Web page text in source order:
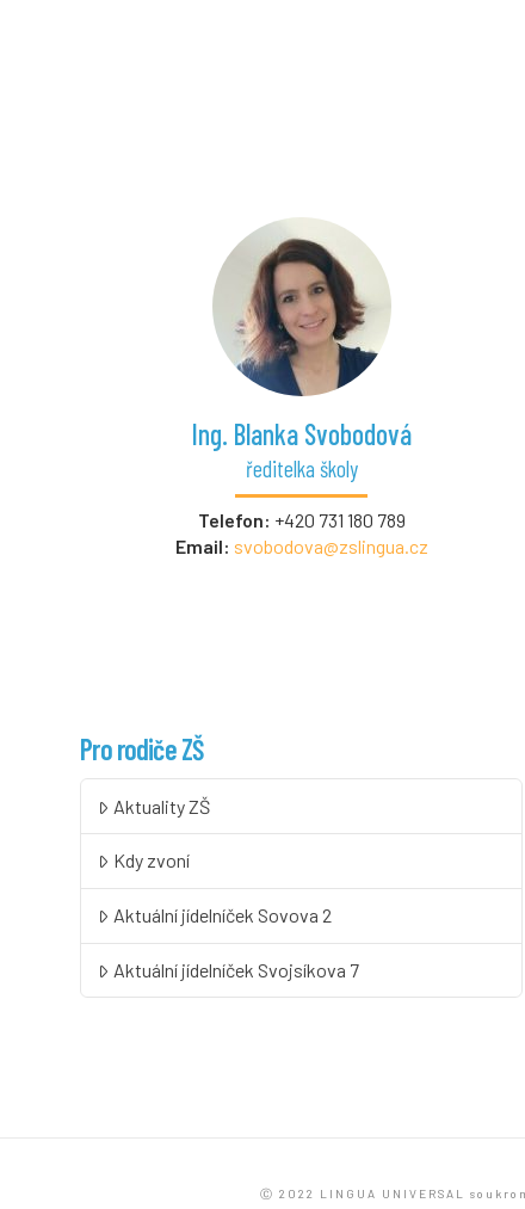
Ing. Blanka Svobodová
ředitelka školy
Telefon: +420 731 180 789
Email: svobodova@zslingua.cz
Pro rodiče ZŠ
Aktuality ZŠ
Kdy zvoní
Aktuální jídelníček Sovova 2
Aktuální jídelníček Svojsíkova 7
Ⓒ 2022 LINGUA UNIVERSAL